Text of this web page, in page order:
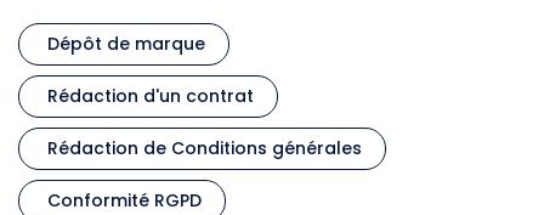
Dépôt de marque
Rédaction d'un contrat
Rédaction de Conditions générales
Conformité RGPD